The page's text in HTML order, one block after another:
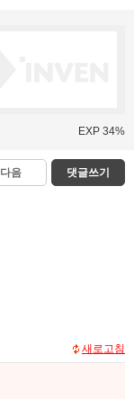
EXP 34%
다음 댓글쓰기
새로고침